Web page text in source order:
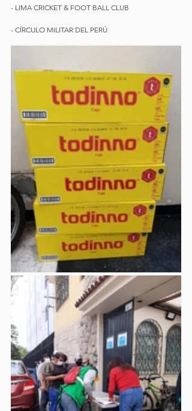
- LIMA CRICKET & FOOT BALL CLUB
- CÍRCULO MILITAR DEL PERÚ